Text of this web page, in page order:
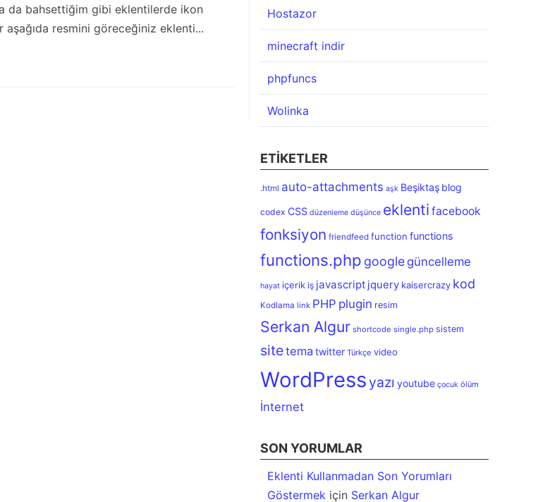
da bahsettiğim gibi eklentilerde ikon
resmini göreceğiniz eklenti...
Hostazor
minecraft indir
phpfuncs
Wolinka
ETIKETLER
.html auto-attachments aşk Beşiktaş blog
codex CSS düzenleme düşünce eklenti facebook
fonksiyon friendfeed function functions
functions.php googlegüncelleme
hayat içerik iş javascript jquery kaisercrazy kod
Kodlama link PHP plugin resim
Serkan Algur shortcode single.php sistem
sitetema twitter Türkçe video
WordPressyazı youtube çocuk ölüm
İnternet
SON YORUMLAR
Eklenti Kullanmadan Son Yorumları
Göstermekiçin Serkan Algur